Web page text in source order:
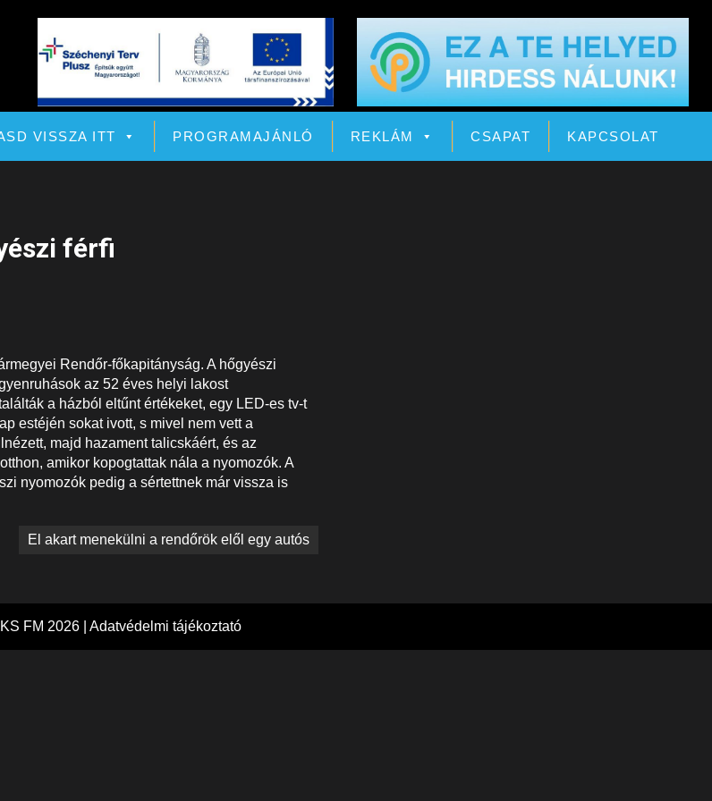
VISSZA ITT PROGRAMAJÁNLÓ REKLÁM CSAPAT KAPCSOLAT
férfi
Rendőr-főkapitányság. A hőgyészi
az 52 éves helyi lakost
a házból eltűnt értékeket, egy LED-es tv-t
estéjén sokat ivott, s mivel nem vett a
majd hazament talicskáért, és az
amikor kopogtattak nála a nyomozók. A
nyomozók pedig a sértettnek már vissza is
El akart menekülni a rendőrök elől egy autós
FM 2026 | Adatvédelmi tájékoztató